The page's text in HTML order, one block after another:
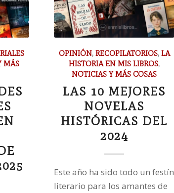
MÁS
OPINIÓN, RECOPILATORIOS, LA
HISTORIA EN MIS LIBROS,
NOTICIAS Y MÁS COSAS
LAS 10 MEJORES
NOVELAS
HISTÓRICAS DEL
2024
Este año ha sido todo un festín
literario para los amantes de